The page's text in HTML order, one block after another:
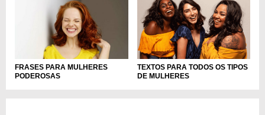
FRASES PARA MULHERES
PODEROSAS
TEXTOS PARA TODOS OS TIPOS
DE MULHERES